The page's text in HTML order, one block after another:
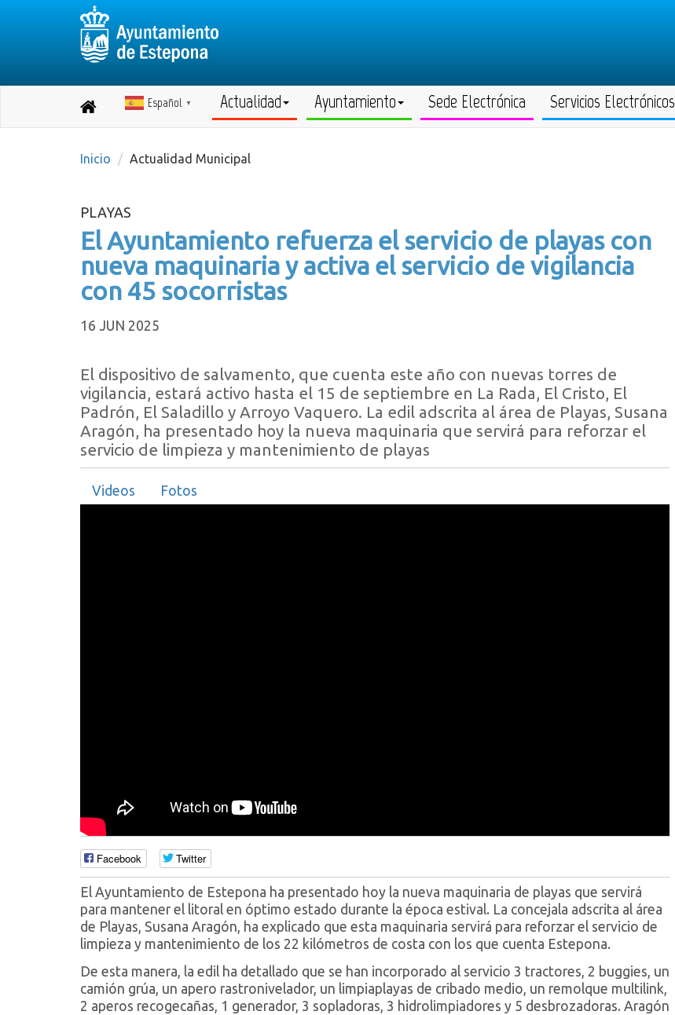
Destino:
inicio
Español ▼ Actualidad Ayuntamiento Sede Electrónica Servicios Electrónicos
Inicio Actualidad Municipal
PLAYAS
El Ayuntamiento refuerza el servicio de playas con
nueva maquinaria y activa el servicio de vigilancia
con 45 socorristas
16 JUN 2025
El dispositivo de salvamento, que cuenta este año con nuevas torres de
vigilancia, estará activo hasta el 15 de septiembre en La Rada, El Cristo, El
Padrón, El Saladillo y Arroyo Vaquero. La edil adscrita al área de Playas, Susana
Aragón, ha presentado hoy la nueva maquinaria que servirá para reforzar el
servicio de limpieza y mantenimiento de playas
Videos Fotos
Facebook Twitter
El Ayuntamiento de Estepona ha presentado hoy la nueva maquinaria de playas que servirá
para mantener el litoral en óptimo estado durante la época estival. La concejala adscrita al área
de Playas, Susana Aragón, ha explicado que esta maquinaria servirá para reforzar el servicio de
limpieza y mantenimiento de los 22 kilómetros de costa con los que cuenta Estepona.
De esta manera, la edil ha detallado que se han incorporado al servicio 3 tractores, 2 buggies, un
camión grúa, un apero rastronivelador, un limpiaplayas de cribado medio, un remolque multilink,
2 aperos recogecañas, 1 generador, 3 sopladoras, 3 hidrolimpiadores y 5 desbrozadoras. Aragón